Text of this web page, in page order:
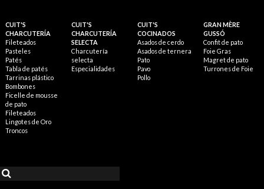
CUIT'S
CHARCUTERÍA
Fileteados
Pasteles
Patés
Tabla de patés
Tarrinas plástico
Bombones
Ficelle de mousse
de pato
Fileteados
Lingotes de Oro
Troncos
CUIT'S
CHARCUTERÍA
SELECTA
Charcutería
selecta
Especialidades
CUIT'S
COCINADOS
Asados de cerdo
Asados de ternera
Pato
Pavo
Pollo
GRAN MÈRE
GUSSÓ
Confit de pato
Foie Gras
Magret de pato
Turrones de Foie